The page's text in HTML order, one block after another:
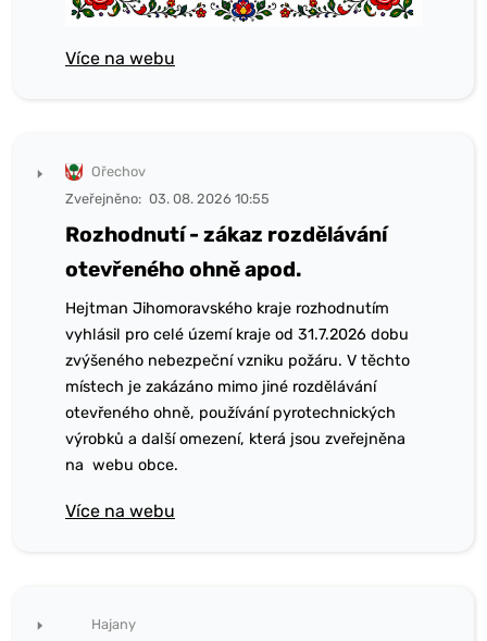
Více na webu
Ořechov
Zveřejněno: 03. 08. 2026 10:55
Rozhodnutí - zákaz rozdělávání
otevřeného ohně apod.
Hejtman Jihomoravského kraje rozhodnutím
vyhlásil pro celé území kraje od 31.7.2026 dobu
zvýšeného nebezpeční vzniku požáru. V těchto
místech je zakázáno mimo jiné rozdělávání
otevřeného ohně, používání pyrotechnických
výrobků a další omezení, která jsou zveřejněna
na webu obce.
Více na webu
Hajany